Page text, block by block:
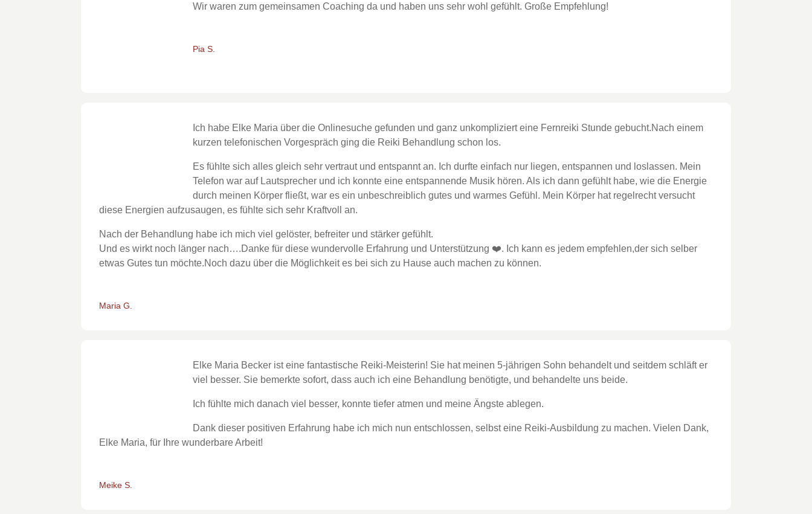
Wir waren zum gemeinsamen Coaching da und haben uns sehr wohl gefühlt. Große Empfehlung!
Pia S.
Ich habe Elke Maria über die Onlinesuche gefunden und ganz unkompliziert eine Fernreiki Stunde gebucht.Nach einem
kurzen telefonischen Vorgespräch ging die Reiki Behandlung schon los.
Es fühlte sich alles gleich sehr vertraut und entspannt an. Ich durfte einfach nur liegen, entspannen und loslassen. Mein
Telefon war auf Lautsprecher und ich konnte eine entspannende Musik hören. Als ich dann gefühlt habe, wie die Energie
durch meinen Körper fließt, war es ein unbeschreiblich gutes und warmes Gefühl. Mein Körper hat regelrecht versucht
diese Energien aufzusaugen, es fühlte sich sehr Kraftvoll an.
Nach der Behandlung habe ich mich viel gelöster, befreiter und stärker gefühlt.
Und es wirkt noch länger nach….Danke für diese wundervolle Erfahrung und Unterstützung ❤️. Ich kann es jedem empfehlen,der sich selber
etwas Gutes tun möchte.Noch dazu über die Möglichkeit es bei sich zu Hause auch machen zu können.
Maria G.
Elke Maria Becker ist eine fantastische Reiki-Meisterin! Sie hat meinen 5-jährigen Sohn behandelt und seitdem schläft er
viel besser. Sie bemerkte sofort, dass auch ich eine Behandlung benötigte, und behandelte uns beide.
Ich fühlte mich danach viel besser, konnte tiefer atmen und meine Ängste ablegen.
Dank dieser positiven Erfahrung habe ich mich nun entschlossen, selbst eine Reiki-Ausbildung zu machen. Vielen Dank,
Elke Maria, für Ihre wunderbare Arbeit!
Meike S.